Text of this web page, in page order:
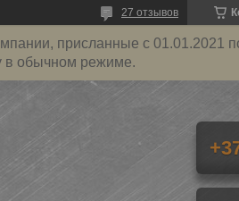
27 отзывов
присланные с 01.01.2021
в обычном режиме.